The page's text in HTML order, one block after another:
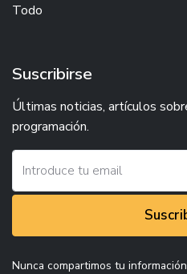
Todo
Suscribirse
Últimas noticias, artículos
programación.
Nunca compartimos tu